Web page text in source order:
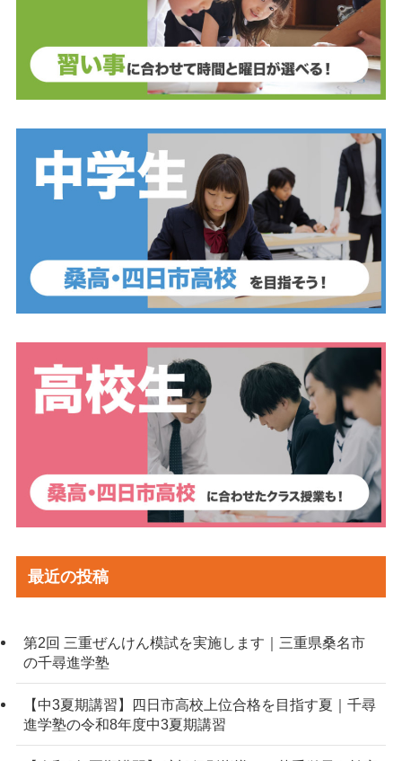
最近の投稿
第2回 三重ぜんけん模試を実施します｜三重県桑名市
の千尋進学塾
【中3夏期講習】四日市高校上位合格を目指す夏｜千尋
進学塾の令和8年度中3夏期講習